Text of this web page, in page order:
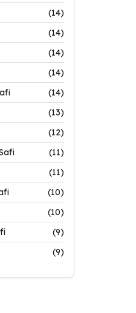
(14)
(14)
(14)
(14)
(14)
(13)
(12)
(11)
(11)
(10)
(10)
(9)
(9)